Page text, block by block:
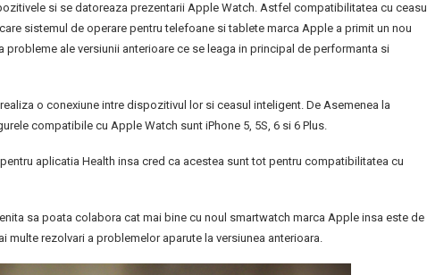
si se datoreaza prezentarii Apple Watch. Astfel compatibilitatea cu ceasul
sistemul de operare pentru telefoane si tablete marca Apple a primit un nou
probleme ale versiunii anterioare ce se leaga in principal de performanta si
o conexiune intre dispozitivul lor si ceasul inteligent. De Asemenea la
compatibile cu Apple Watch sunt iPhone 5, 5S, 6 si 6 Plus.
aplicatia Health insa cred ca acestea sunt tot pentru compatibilitatea cu
sa poata colabora cat mai bine cu noul smartwatch marca Apple insa este de
multe rezolvari a problemelor aparute la versiunea anterioara.